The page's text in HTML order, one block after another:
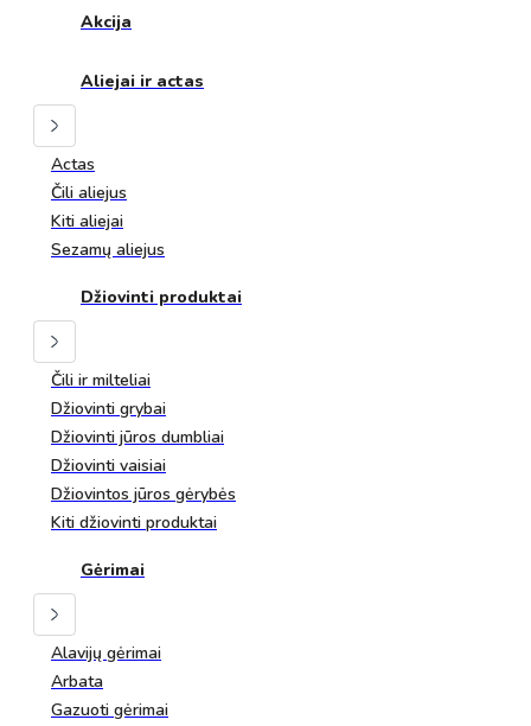
Akcija
Aliejai ir actas
Actas
Čili aliejus
Kiti aliejai
Sezamų aliejus
Džiovinti produktai
Čili ir milteliai
Džiovinti grybai
Džiovinti jūros dumbliai
Džiovinti vaisiai
Džiovintos jūros gėrybės
Kiti džiovinti produktai
Gėrimai
Alavijų gėrimai
Arbata
Gazuoti gėrimai